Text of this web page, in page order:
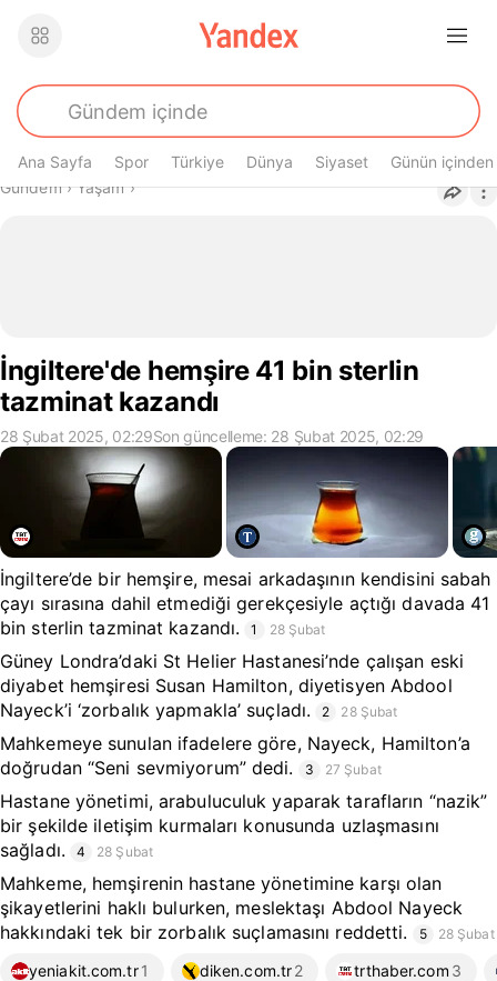
Ana Sayfa Spor Türkiye Dünya Siyaset Günün içinden
Buradasın
Gündem› Yaşam›
İngiltere'de hemşire 41 bin sterlin
tazminat kazandı
28 Şubat 2025, 02:29Son güncelleme: 28 Şubat 2025, 02:29
İngiltere’de bir hemşire, mesai arkadaşının kendisini sabah
çayı sırasına dahil etmediği gerekçesiyle açtığı davada 41
bin sterlin tazminat kazandı.
1 28 Şubat
Güney Londra’daki St Helier Hastanesi’nde çalışan eski
diyabet hemşiresi Susan Hamilton, diyetisyen Abdool
Nayeck’i ‘zorbalık yapmakla’ suçladı.
2 28 Şubat
Mahkemeye sunulan ifadelere göre, Nayeck, Hamilton’a
doğrudan “Seni sevmiyorum” dedi.
3 27 Şubat
Hastane yönetimi, arabuluculuk yaparak tarafların “nazik”
bir şekilde iletişim kurmaları konusunda uzlaşmasını
sağladı.
4 28 Şubat
Mahkeme, hemşirenin hastane yönetimine karşı olan
şikayetlerini haklı bulurken, meslektaşı Abdool Nayeck
hakkındaki tek bir zorbalık suçlamasını reddetti.
5 28 Şubat
yeniakit.com.tr1 diken.com.tr2 trthaber.com 3